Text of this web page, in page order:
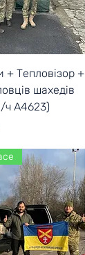
View
Тепловізор +
шахедів
ч А4623)